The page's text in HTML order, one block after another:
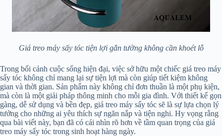
Giá treo máy sấy tóc tiện lợi gắn tường không cần khoét lỗ
Trong bối cảnh cuộc sống hiện đại, việc sở hữu một chiếc giá treo máy
sấy tóc không chỉ mang lại sự tiện lợi mà còn giúp tiết kiệm không
gian và thời gian. Sản phẩm này không chỉ đơn thuần là một phụ kiện,
mà còn là một giải pháp thông minh cho mỗi gia đình. Với thiết kế gọn
gàng, dễ sử dụng và bền đẹp, giá treo máy sấy tóc sẽ là sự lựa chọn lý
tưởng cho những ai yêu thích sự ngăn nắp và tiện nghi. Hy vọng rằng
qua bài viết này, bạn đã có cái nhìn rõ hơn về tầm quan trọng của giá
treo máy sấy tóc trong sinh hoạt hàng ngày.